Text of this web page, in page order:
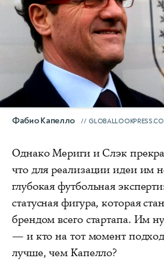
Фабио Капелло
Однако Мериги и Слэк
что для реализации идеи им
глубокая футбольная
статусная фигура, которая
брендом всего стартапа. Им
— и кто на тот момент
лучше, чем Капелло?